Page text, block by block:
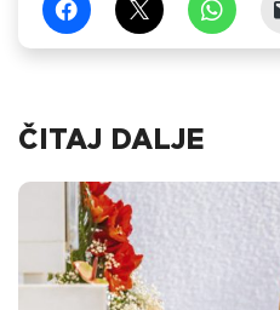
ČITAJ DALJE